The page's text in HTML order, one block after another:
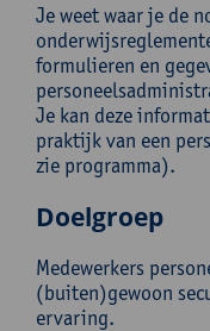
Je weet waar je de
formulieren en
Je kan deze
praktijk van een
zie programma).
Doelgroep
Medewerkers
(buiten)gewoon
ervaring.